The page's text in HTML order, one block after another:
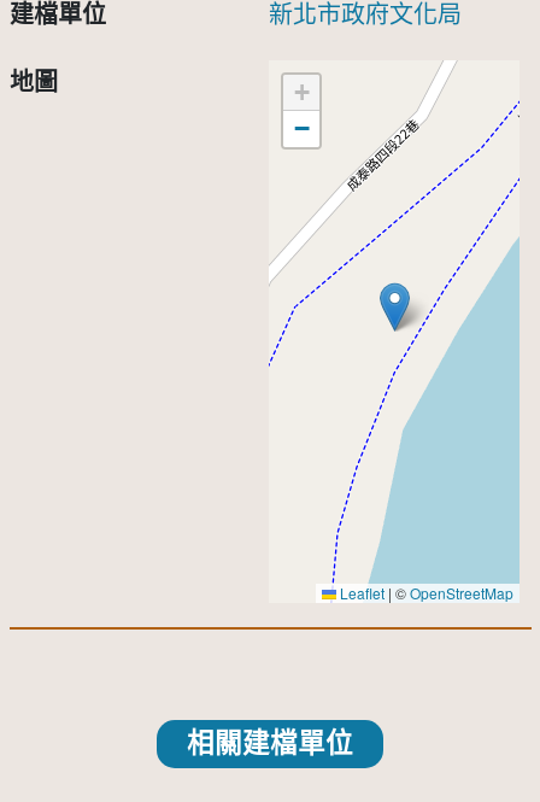
建檔單位 新北市政府文化局
地圖
+
−
Leaflet | ©OpenStreetMap
相關建檔單位